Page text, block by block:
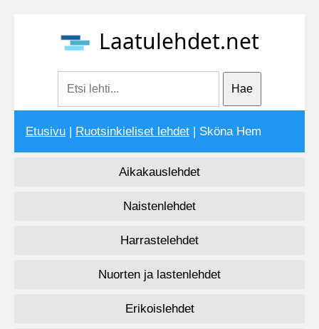
Laatulehdet.net
Etusivu Ruotsinkieliset lehdet | Sköna Hem
Aikakauslehdet
Naistenlehdet
Harrastelehdet
Nuorten ja lastenlehdet
Erikoislehdet